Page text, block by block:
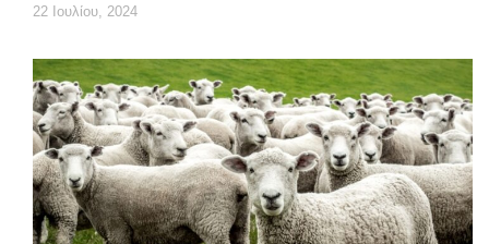
22 Ιουλίου, 2024